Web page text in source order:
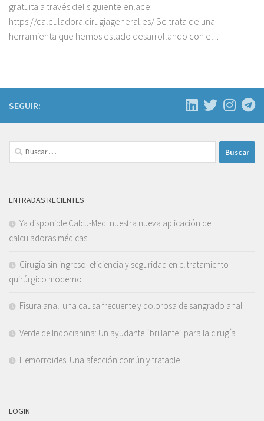
gratuita a través del siguiente enlace:
https://calculadora.cirugiageneral.es/ Se trata de una
herramienta que hemos estado desarrollando con el...
SEGUIR:
Buscar:
ENTRADAS RECIENTES
Ya disponible Calcu-Med: nuestra nueva aplicación de
calculadoras médicas
Cirugía sin ingreso: eficiencia y seguridad en el tratamiento
quirúrgico moderno
Fisura anal: una causa frecuente y dolorosa de sangrado anal
Verde de Indocianina: Un ayudante “brillante” para la cirugía
Hemorroides: Una afección común y tratable
LOGIN